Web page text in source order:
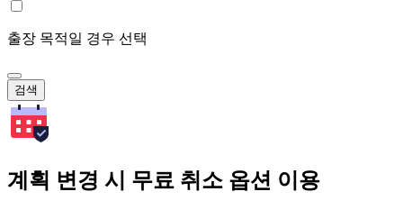
출장 목적일 경우 선택
검색
계획 변경 시 무료 취소 옵션 이용